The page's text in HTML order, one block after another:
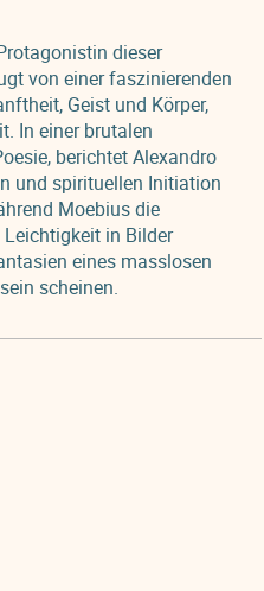
dieser
von einer faszinierenden
Geist und Körper,
In einer brutalen
berichtet Alexandro
und spirituellen Initiation
Moebius die
in Bilder
eines masslosen
scheinen.